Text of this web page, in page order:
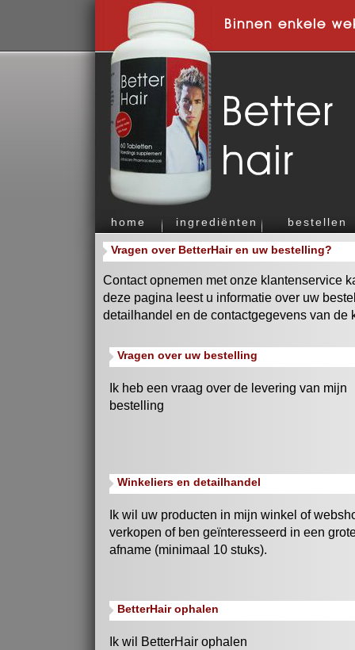
Binnen enkele
home ingrediënten bestellen
Vragen over BetterHair en uw bestelling?
Contact opnemen met onze klantenservice
deze pagina leest u informatie over uw
detailhandel en de contactgegevens van de
Vragen over uw bestelling
Ik heb een vraag over de levering van mijn
bestelling
Winkeliers en detailhandel
Ik wil uw producten in mijn winkel of
verkopen of ben geïnteresseerd in een
afname (minimaal 10 stuks).
BetterHair ophalen
Ik wil BetterHair ophalen